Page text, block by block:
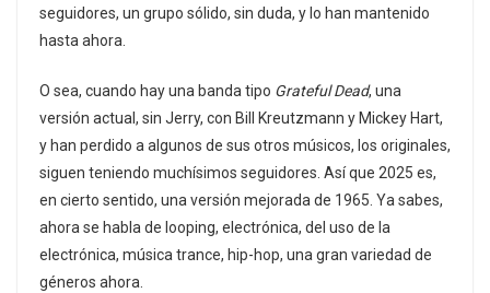
seguidores, un grupo sólido, sin duda, y lo han mantenido
hasta ahora.
O sea, cuando hay una banda tipo Grateful Dead, una
versión actual, sin Jerry, con Bill Kreutzmann y Mickey Hart,
y han perdido a algunos de sus otros músicos, los originales,
siguen teniendo muchísimos seguidores. Así que 2025 es,
en cierto sentido, una versión mejorada de 1965. Ya sabes,
ahora se habla de looping, electrónica, del uso de la
electrónica, música trance, hip-hop, una gran variedad de
géneros ahora.